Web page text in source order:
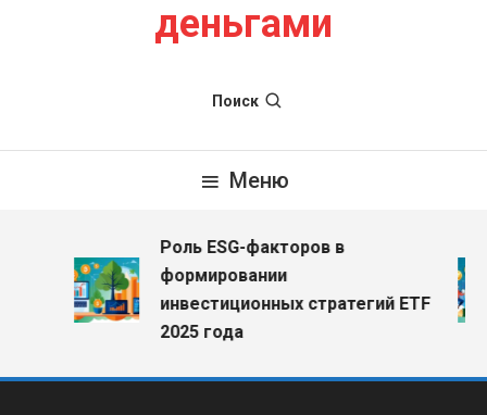
деньгами
Поиск
Меню
Роль ESG-факторов в
формировании
инвестиционных стратегий ETF
2025 года